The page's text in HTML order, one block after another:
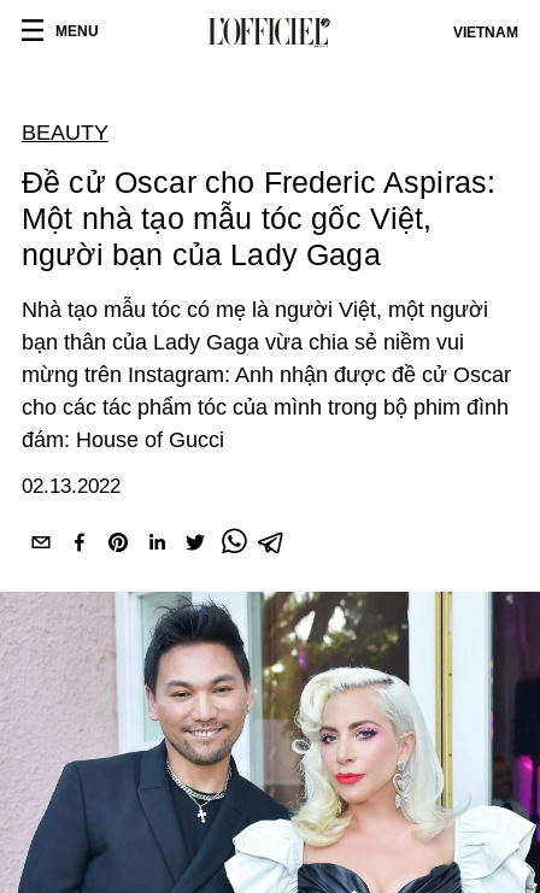
MENU VIETNAM
BEAUTY
Đề cử Oscar cho Frederic Aspiras:
Một nhà tạo mẫu tóc gốc Việt,
người bạn của Lady Gaga
Nhà tạo mẫu tóc có mẹ là người Việt, một người
bạn thân của Lady Gaga vừa chia sẻ niềm vui
mừng trên Instagram: Anh nhận được đề cử Oscar
cho các tác phẩm tóc của mình trong bộ phim đình
đám: House of Gucci
02.13.2022